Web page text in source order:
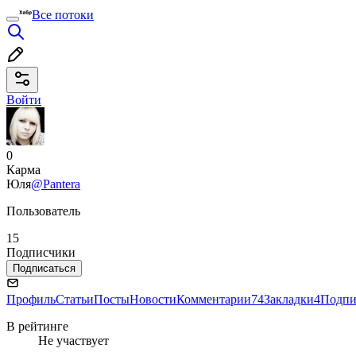
Все потоки
Войти
0
Карма
Юля@Pantera
Пользователь
15
Подписчики
Подписаться
ПрофильСтатьиПостыНовостиКомментарии74Закладки4
В рейтинге
Не участвует